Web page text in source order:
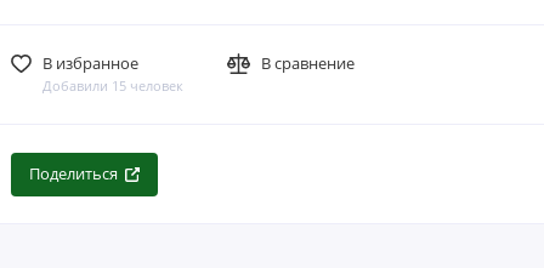
В избранное
Добавили 15 человек
В сравнение
Поделиться